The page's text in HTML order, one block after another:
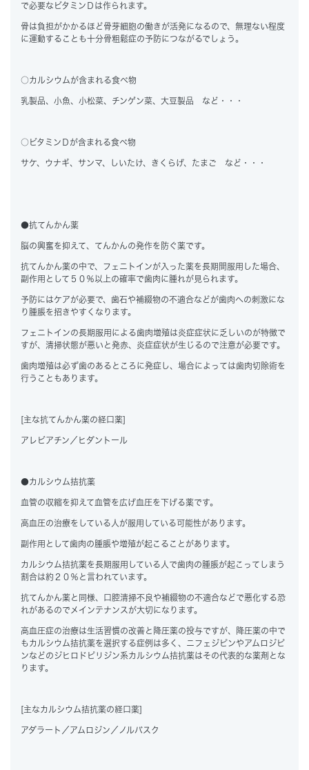
で必要なビタミンＤは作られます。
骨は負担がかかるほど骨芽細胞の働きが活発になるので、無理ない程度
に運動することも十分骨粗鬆症の予防につながるでしょう。
○カルシウムが含まれる食べ物
乳製品、小魚、小松菜、チンゲン菜、大豆製品 など・・・
○ビタミンＤが含まれる食べ物
サケ、ウナギ、サンマ、しいたけ、きくらげ、たまご など・・・
●抗てんかん薬
脳の興奮を抑えて、てんかんの発作を防ぐ薬です。
抗てんかん薬の中で、フェニトインが入った薬を長期間服用した場合、
副作用として５０％以上の確率で歯肉に腫れが見られます。
予防にはケアが必要で、歯石や補綴物の不適合などが歯肉への刺激にな
り腫脹を招きやすくなります。
フェニトインの長期服用による歯肉増殖は炎症症状に乏しいのが特徴で
すが、清掃状態が悪いと発赤、炎症症状が生じるので注意が必要です。
歯肉増殖は必ず歯のあるところに発症し、場合によっては歯肉切除術を
行うこともあります。
[主な抗てんかん薬の経口薬]
アレビアチン／ヒダントール
●カルシウム拮抗薬
血管の収縮を抑えて血管を広げ血圧を下げる薬です。
高血圧の治療をしている人が服用している可能性があります。
副作用として歯肉の腫脹や増殖が起こることがあります。
カルシウム拮抗薬を長期服用している人で歯肉の腫脹が起こってしまう
割合は約２０％と言われています。
抗てんかん薬と同様、口腔清掃不良や補綴物の不適合などで悪化する恐
れがあるのでメインテナンスが大切になります。
高血圧症の治療は生活習慣の改善と降圧薬の投与ですが、降圧薬の中で
もカルシウム拮抗薬を選択する症例は多く、ニフェジピンやアムロジピ
ンなどのジヒロドピリジン系カルシウム拮抗薬はその代表的な薬剤とな
ります。
[主なカルシウム拮抗薬の経口薬]
アダラート／アムロジン／ノルバスク